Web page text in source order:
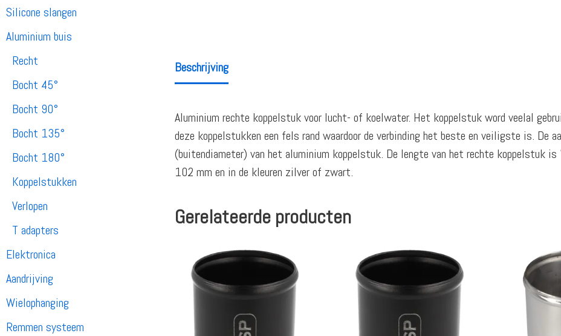
Silicone slangen
Aluminium buis
Recht
Bocht 45°
Bocht 90°
Bocht 135°
Bocht 180°
Koppelstukken
Verlopen
T adapters
Elektronica
Aandrijving
Wielophanging
Remmen systeem
Beschrijving
Aluminium rechte koppelstuk voor lucht- of koelwater. Het koppelstuk word veelal
deze koppelstukken een fels rand waardoor de verbinding het beste en veiligste is. De
(buitendiameter) van het aluminium koppelstuk. De lengte van het rechte koppelstuk
102 mm en in de kleuren zilver of zwart.
Gerelateerde producten